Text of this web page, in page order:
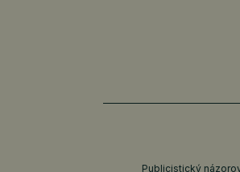
Publicistický